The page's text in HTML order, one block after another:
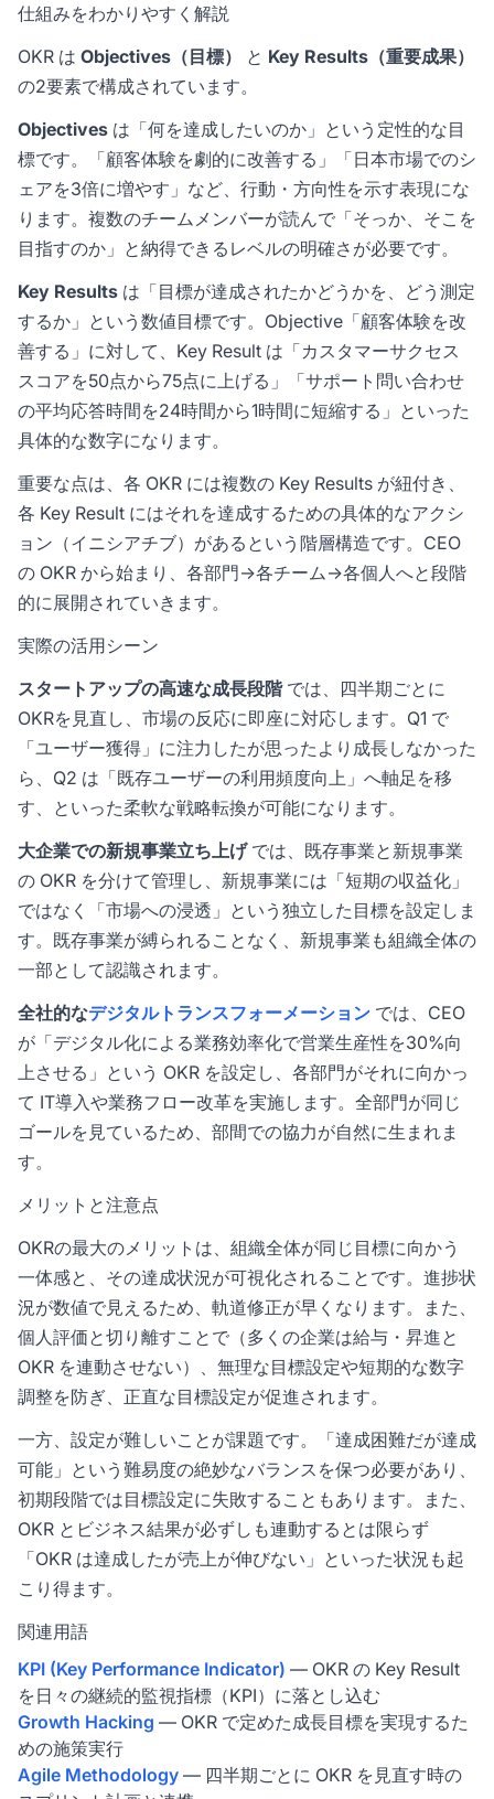
仕組みをわかりやすく解説
OKR は Objectives（目標） と Key Results（重要成果）
の2要素で構成されています。
Objectives は「何を達成したいのか」という定性的な目
標です。「顧客体験を劇的に改善する」「日本市場でのシ
ェアを3倍に増やす」など、行動・方向性を示す表現にな
ります。複数のチームメンバーが読んで「そっか、そこを
目指すのか」と納得できるレベルの明確さが必要です。
Key Results は「目標が達成されたかどうかを、どう測定
するか」という数値目標です。Objective「顧客体験を改
善する」に対して、Key Result は「カスタマーサクセス
スコアを50点から75点に上げる」「サポート問い合わせ
の平均応答時間を24時間から1時間に短縮する」といった
具体的な数字になります。
重要な点は、各 OKR には複数の Key Results が紐付き、
各 Key Result にはそれを達成するための具体的なアクシ
ョン（イニシアチブ）があるという階層構造です。CEO
の OKR から始まり、各部門→各チーム→各個人へと段階
的に展開されていきます。
実際の活用シーン
スタートアップの高速な成長段階では、四半期ごとに
OKRを見直し、市場の反応に即座に対応します。Q1 で
「ユーザー獲得」に注力したが思ったより成長しなかった
ら、Q2 は「既存ユーザーの利用頻度向上」へ軸足を移
す、といった柔軟な戦略転換が可能になります。
大企業での新規事業立ち上げでは、既存事業と新規事業
の OKR を分けて管理し、新規事業には「短期の収益化」
ではなく「市場への浸透」という独立した目標を設定しま
す。既存事業が縛られることなく、新規事業も組織全体の
一部として認識されます。
全社的なデジタルトランスフォーメーション では、CEO
が「デジタル化による業務効率化で営業生産性を30%向
上させる」という OKR を設定し、各部門がそれに向かっ
て IT導入や業務フロー改革を実施します。全部門が同じ
ゴールを見ているため、部間での協力が自然に生まれま
す。
メリットと注意点
OKRの最大のメリットは、組織全体が同じ目標に向かう
一体感と、その達成状況が可視化されることです。進捗状
況が数値で見えるため、軌道修正が早くなります。また、
個人評価と切り離すことで（多くの企業は給与・昇進と
OKR を連動させない）、無理な目標設定や短期的な数字
調整を防ぎ、正直な目標設定が促進されます。
一方、設定が難しいことが課題です。「達成困難だが達成
可能」という難易度の絶妙なバランスを保つ必要があり、
初期段階では目標設定に失敗することもあります。また、
OKR とビジネス結果が必ずしも連動するとは限らず
「OKR は達成したが売上が伸びない」といった状況も起
こり得ます。
関連用語
KPI (Key Performance Indicator) — OKR の Key Result
を日々の継続的監視指標（KPI）に落とし込む
Growth Hacking — OKR で定めた成長目標を実現するた
めの施策実行
Agile Methodology — 四半期ごとに OKR を見直す時の